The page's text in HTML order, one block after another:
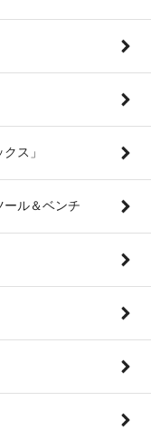
ス」
ール＆ベンチ